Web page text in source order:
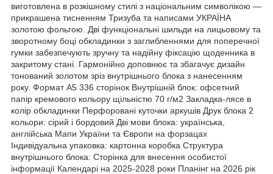
виготовлена в розкішному стилі з національним символікою —
прикрашена тисненням Тризуба та написами УКРАЇНА
золотою фольгою. Дві функціональні шильди на лицьовому та
зворотному боці обкладинки з заглибленнями для поперечної
гумки забезпечують зручну та надійну фіксацію щоденника в
закритому стані. Гармонійно доповнює та збагачує дизайн
тонований золотом зріз внутрішнього блока з нанесенням
року. Формат А5 336 сторінок Внутрішній блок: офсетний
папір кремового кольору щільністю 70 г/м2 Закладка-лясе в
колір обкладинки Перфоровані куточки аркушів Друк блока 2
кольори: сірий і бордовий Дві мови блока: українська,
англійська Мапи України та Європи на форзацах
Індивідуальна упаковка: картонна коробка Структура
внутрішнього блока: Сторінка для внесення особистої
інформації Календарі на 2025-2028 роки Планінг на 2026 рік